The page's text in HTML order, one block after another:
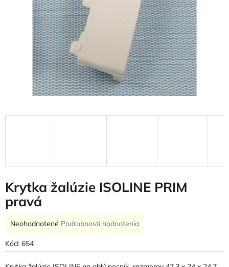
Krytka žalúzie ISOLINE PRIM
pravá
Kód: 654
Priemerné
produktu
je
0,0
Neohodnotené Podrobnosti hodnotenia